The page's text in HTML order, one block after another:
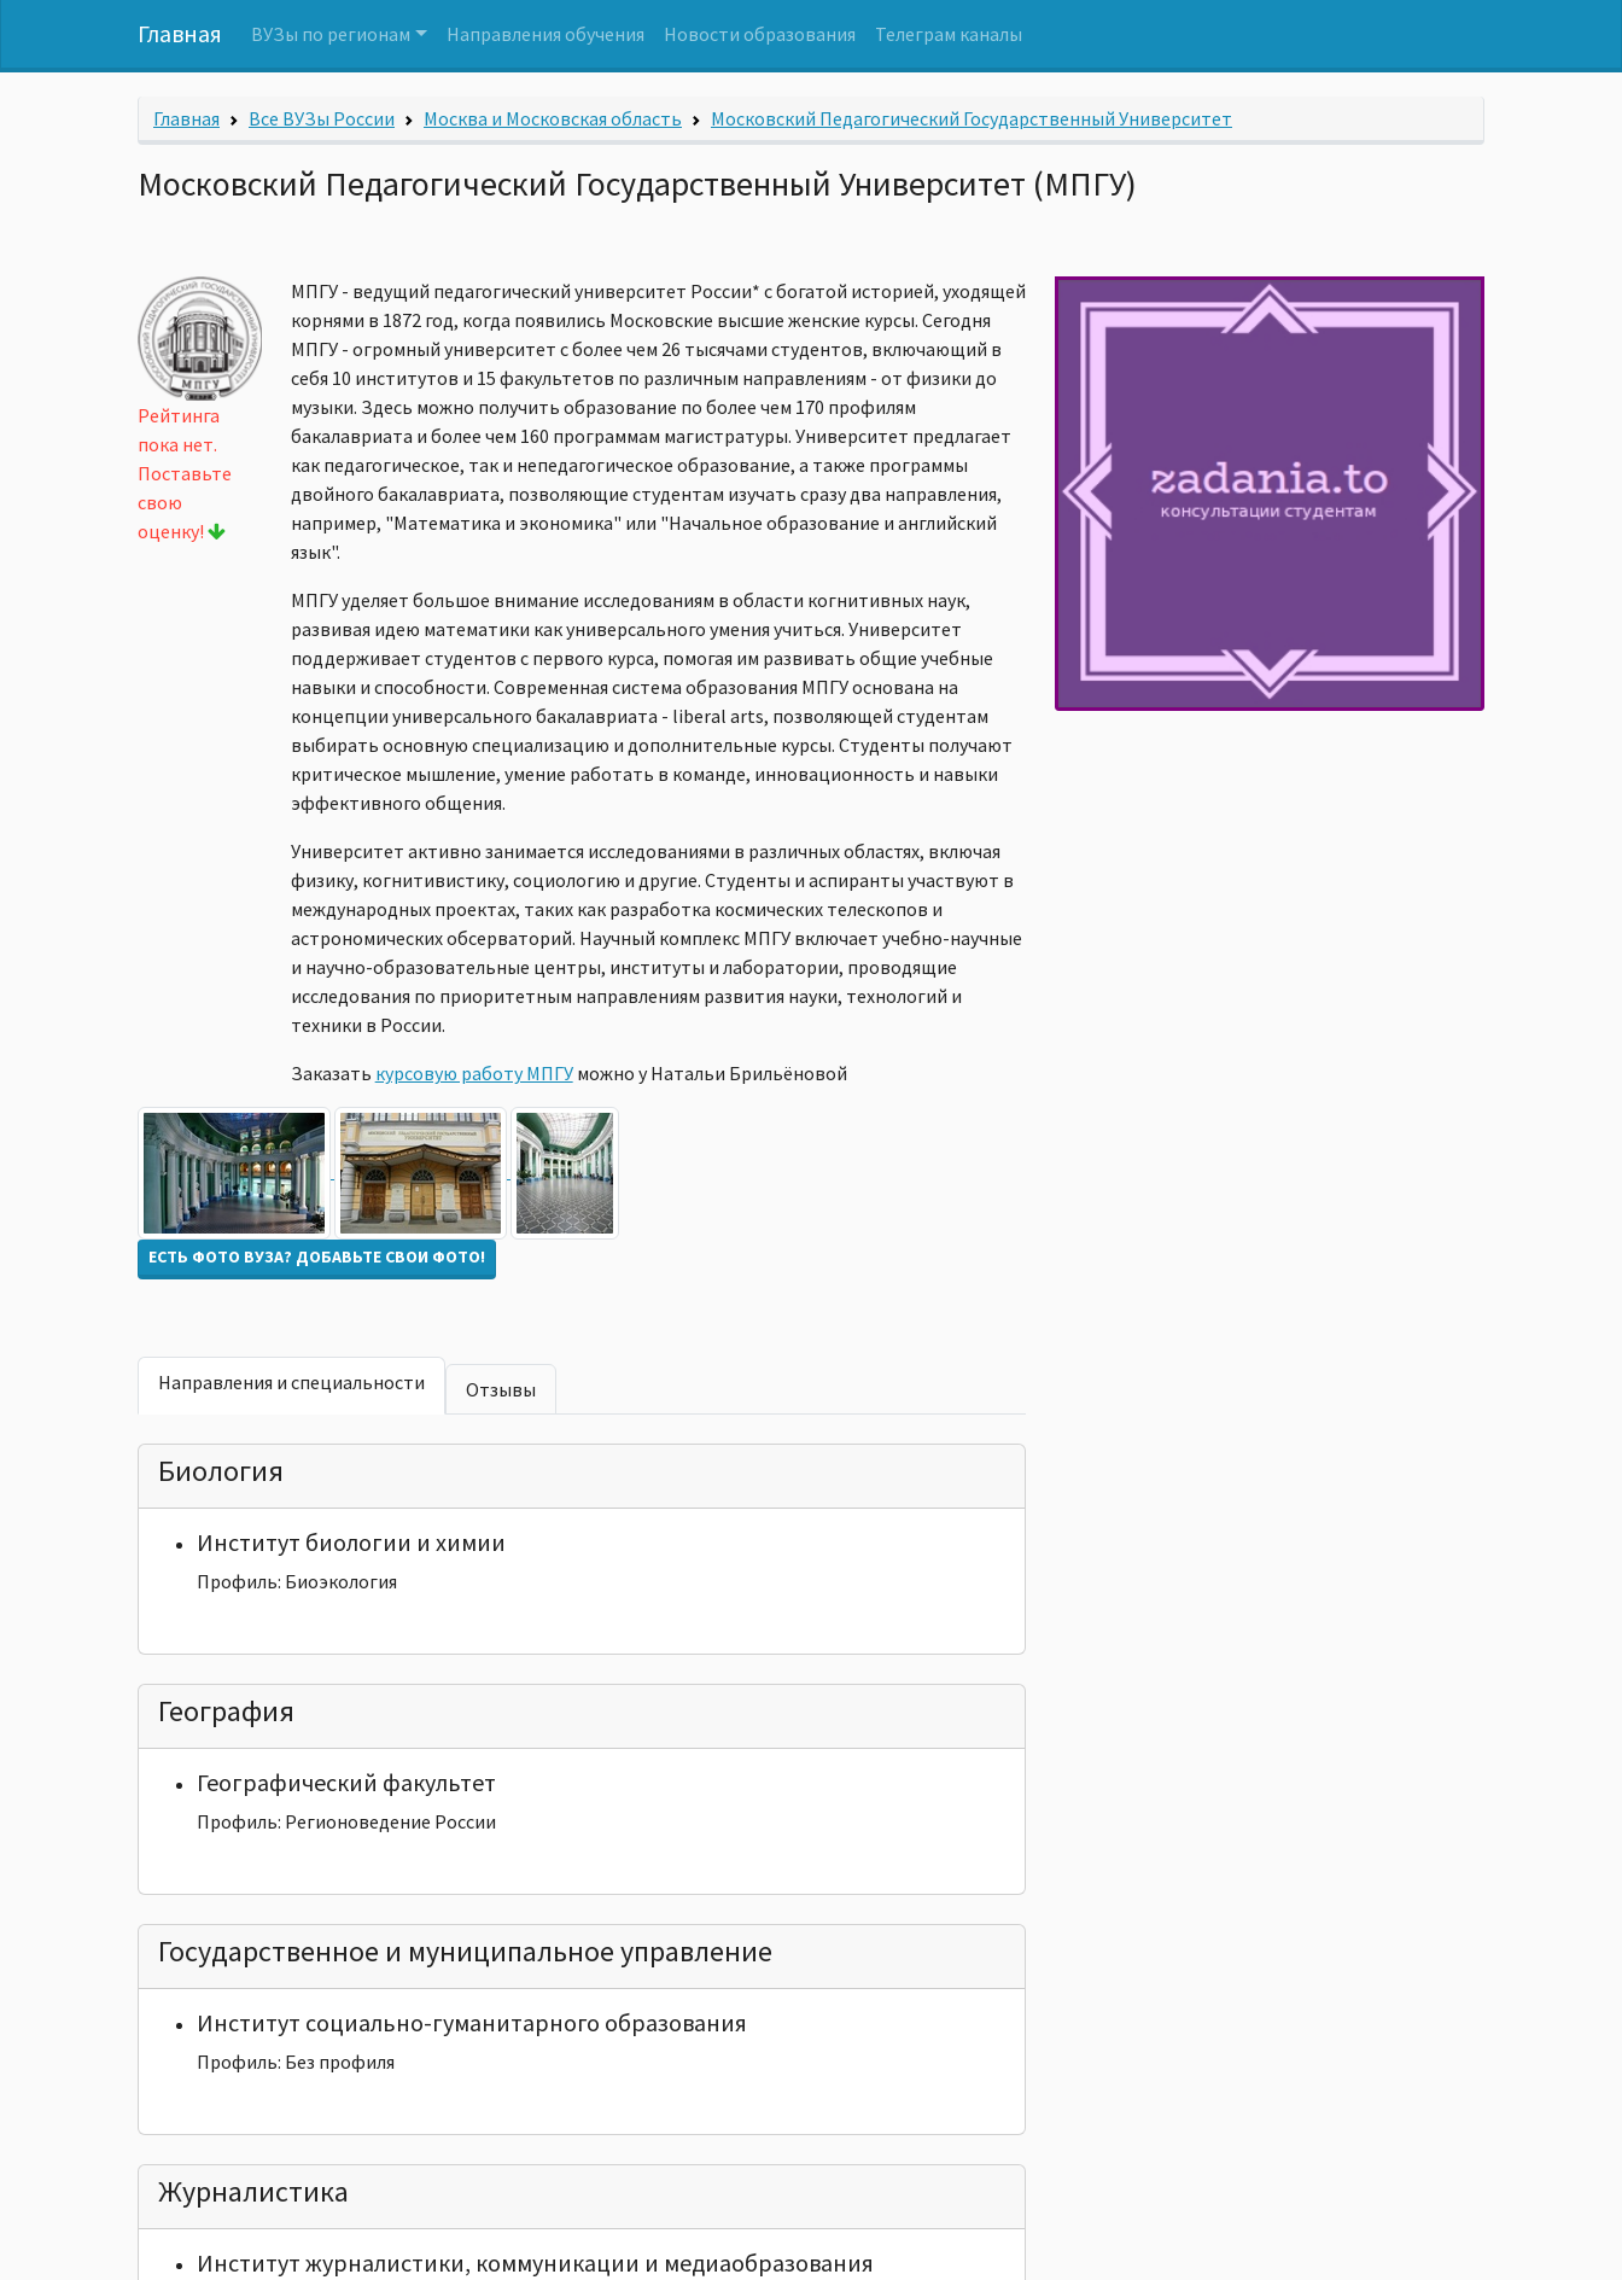
Главная ВУЗы по регионам Направления обучения Новости образования Телеграм каналы
Главная Все ВУЗы России Москва и Московская область Московский Педагогический Государственный Университет
Московский Педагогический Государственный Университет (МПГУ)
Рейтинга
пока нет.
Поставьте
свою
оценку!
МПГУ - ведущий педагогический университет России* с богатой историей, уходящей
корнями в 1872 год, когда появились Московские высшие женские курсы. Сегодня
МПГУ - огромный университет с более чем 26 тысячами студентов, включающий в
себя 10 институтов и 15 факультетов по различным направлениям - от физики до
музыки. Здесь можно получить образование по более чем 170 профилям
бакалавриата и более чем 160 программам магистратуры. Университет предлагает
как педагогическое, так и непедагогическое образование, а также программы
двойного бакалавриата, позволяющие студентам изучать сразу два направления,
например, "Математика и экономика" или "Начальное образование и английский
язык".
МПГУ уделяет большое внимание исследованиям в области когнитивных наук,
развивая идею математики как универсального умения учиться. Университет
поддерживает студентов с первого курса, помогая им развивать общие учебные
навыки и способности. Современная система образования МПГУ основана на
концепции универсального бакалавриата - liberal arts, позволяющей студентам
выбирать основную специализацию и дополнительные курсы. Студенты получают
критическое мышление, умение работать в команде, инновационность и навыки
эффективного общения.
Университет активно занимается исследованиями в различных областях, включая
физику, когнитивистику, социологию и другие. Студенты и аспиранты участвуют в
международных проектах, таких как разработка космических телескопов и
астрономических обсерваторий. Научный комплекс МПГУ включает учебно-научные
и научно-образовательные центры, институты и лаборатории, проводящие
исследования по приоритетным направлениям развития науки, технологий и
техники в России.
Заказать курсовую работу МПГУможно у Натальи Брильёновой
ЕСТЬ ФОТО ВУЗА? ДОБАВЬТЕ СВОИ ФОТО!
Направления и специальности Отзывы
Биология
Институт биологии и химии
Профиль: Биоэкология
География
Географический факультет
Профиль: Регионоведение России
Государственное и муниципальное управление
Институт социально-гуманитарного образования
Профиль: Без профиля
Журналистика
Институт журналистики, коммуникации и медиаобразования